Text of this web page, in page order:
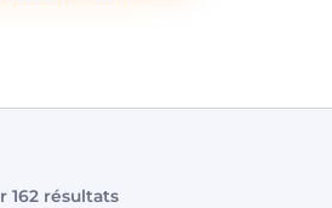
162 résultats